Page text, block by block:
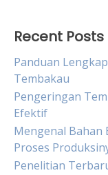
Recent Posts
Panduan
Tembakau
Pengeringan
Efektif
Mengenal Bahan
Proses
Penelitian